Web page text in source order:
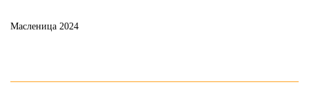
Масленица 2024